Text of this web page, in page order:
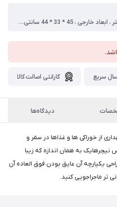
ابعاد داخلی ، 36 * 22 * 36 سانتی متر ، ابعاد خارجی ، 45 * 33 * 44 سانتی متر ، وزن ، 3.8 کیلو گرم ، ظرفیت ، 28 لیتر ، زمان نگهداری ، تا 48 ساعت
سریع گارانتی اصالت کالا
دیدگاه‌ها
از خوراکی ها و غذاها در سفر و
به همان اندازه که زیبا
یکپارچه آن عایق بودن فوق العاده آن
تر ماجراجویی کنید.